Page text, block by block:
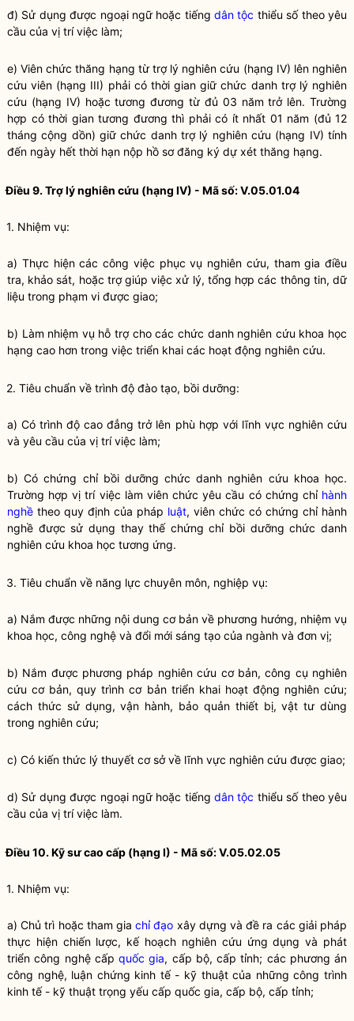
đ) Sử dụng được ngoại ngữ hoặc tiếngdân tộc thiểu số theo yêu
cầu của vị trí việc làm;
e) Viên chức thăng hạng từ trợ lý nghiên cứu (hạng IV) lên nghiên
cứu viên (hạng III) phải có thời gian giữ chức danh trợ lý nghiên
cứu (hạng IV) hoặc tương đương từ đủ 03 năm trở lên. Trường
hợp có thời gian tương đương thì phải có ít nhất 01 năm (đủ 12
tháng cộng dồn) giữ chức danh trợ lý nghiên cứu (hạng IV) tính
đến ngày hết thời hạn nộp hồ sơ đăng ký dự xét thăng hạng.
Điều 9. Trợ lý nghiên cứu (hạng IV) - Mã số: V.05.01.04
1. Nhiệm vụ:
a) Thực hiện các công việc phục vụ nghiên cứu, tham gia điều
tra, khảo sát, hoặc trợ giúp việc xử lý, tổng hợp các thông tin, dữ
liệu trong phạm vi được giao;
b) Làm nhiệm vụ hỗ trợ cho các chức danh nghiên cứu khoa học
hạng cao hơn trong việc triển khai các hoạt động nghiên cứu.
2. Tiêu chuẩn về trình độ đào tạo, bồi dưỡng:
a) Có trình độ cao đẳng trở lên phù hợp với lĩnh vực nghiên cứu
và yêu cầu của vị trí việc làm;
b) Có chứng chỉ bồi dưỡng chức danh nghiên cứu khoa học.
Trường hợp vị trí việc làm viên chức yêu cầu có chứng chỉ hành
nghề theo quy định của pháp luật, viên chức có chứng chỉ hành
nghề được sử dụng thay thế chứng chỉ bồi dưỡng chức danh
nghiên cứu khoa học tương ứng.
3. Tiêu chuẩn về năng lực chuyên môn, nghiệp vụ:
a) Nắm được những nội dung cơ bản về phương hướng, nhiệm vụ
khoa học, công nghệ và đổi mới sáng tạo của ngành và đơn vị;
b) Nắm được phương pháp nghiên cứu cơ bản, công cụ nghiên
cứu cơ bản, quy trình cơ bản triển khai hoạt động nghiên cứu;
cách thức sử dụng, vận hành, bảo quản thiết bị, vật tư dùng
trong nghiên cứu;
c) Có kiến thức lý thuyết cơ sở về lĩnh vực nghiên cứu được giao;
d) Sử dụng được ngoại ngữ hoặc tiếngdân tộc thiểu số theo yêu
cầu của vị trí việc làm.
Điều 10. Kỹ sư cao cấp (hạng I) - Mã số: V.05.02.05
1. Nhiệm vụ:
a) Chủ trì hoặc tham giachỉ đạo xây dựng và đề ra các giải pháp
thực hiện chiến lược, kế hoạch nghiên cứu ứng dụng và phát
triển công nghệ cấp quốc gia, cấp bộ, cấp tỉnh; các phương án
công nghệ, luận chứng kinh tế - kỹ thuật của những công trình
kinh tế - kỹ thuật trọng yếu cấp quốc gia, cấp bộ, cấp tỉnh;